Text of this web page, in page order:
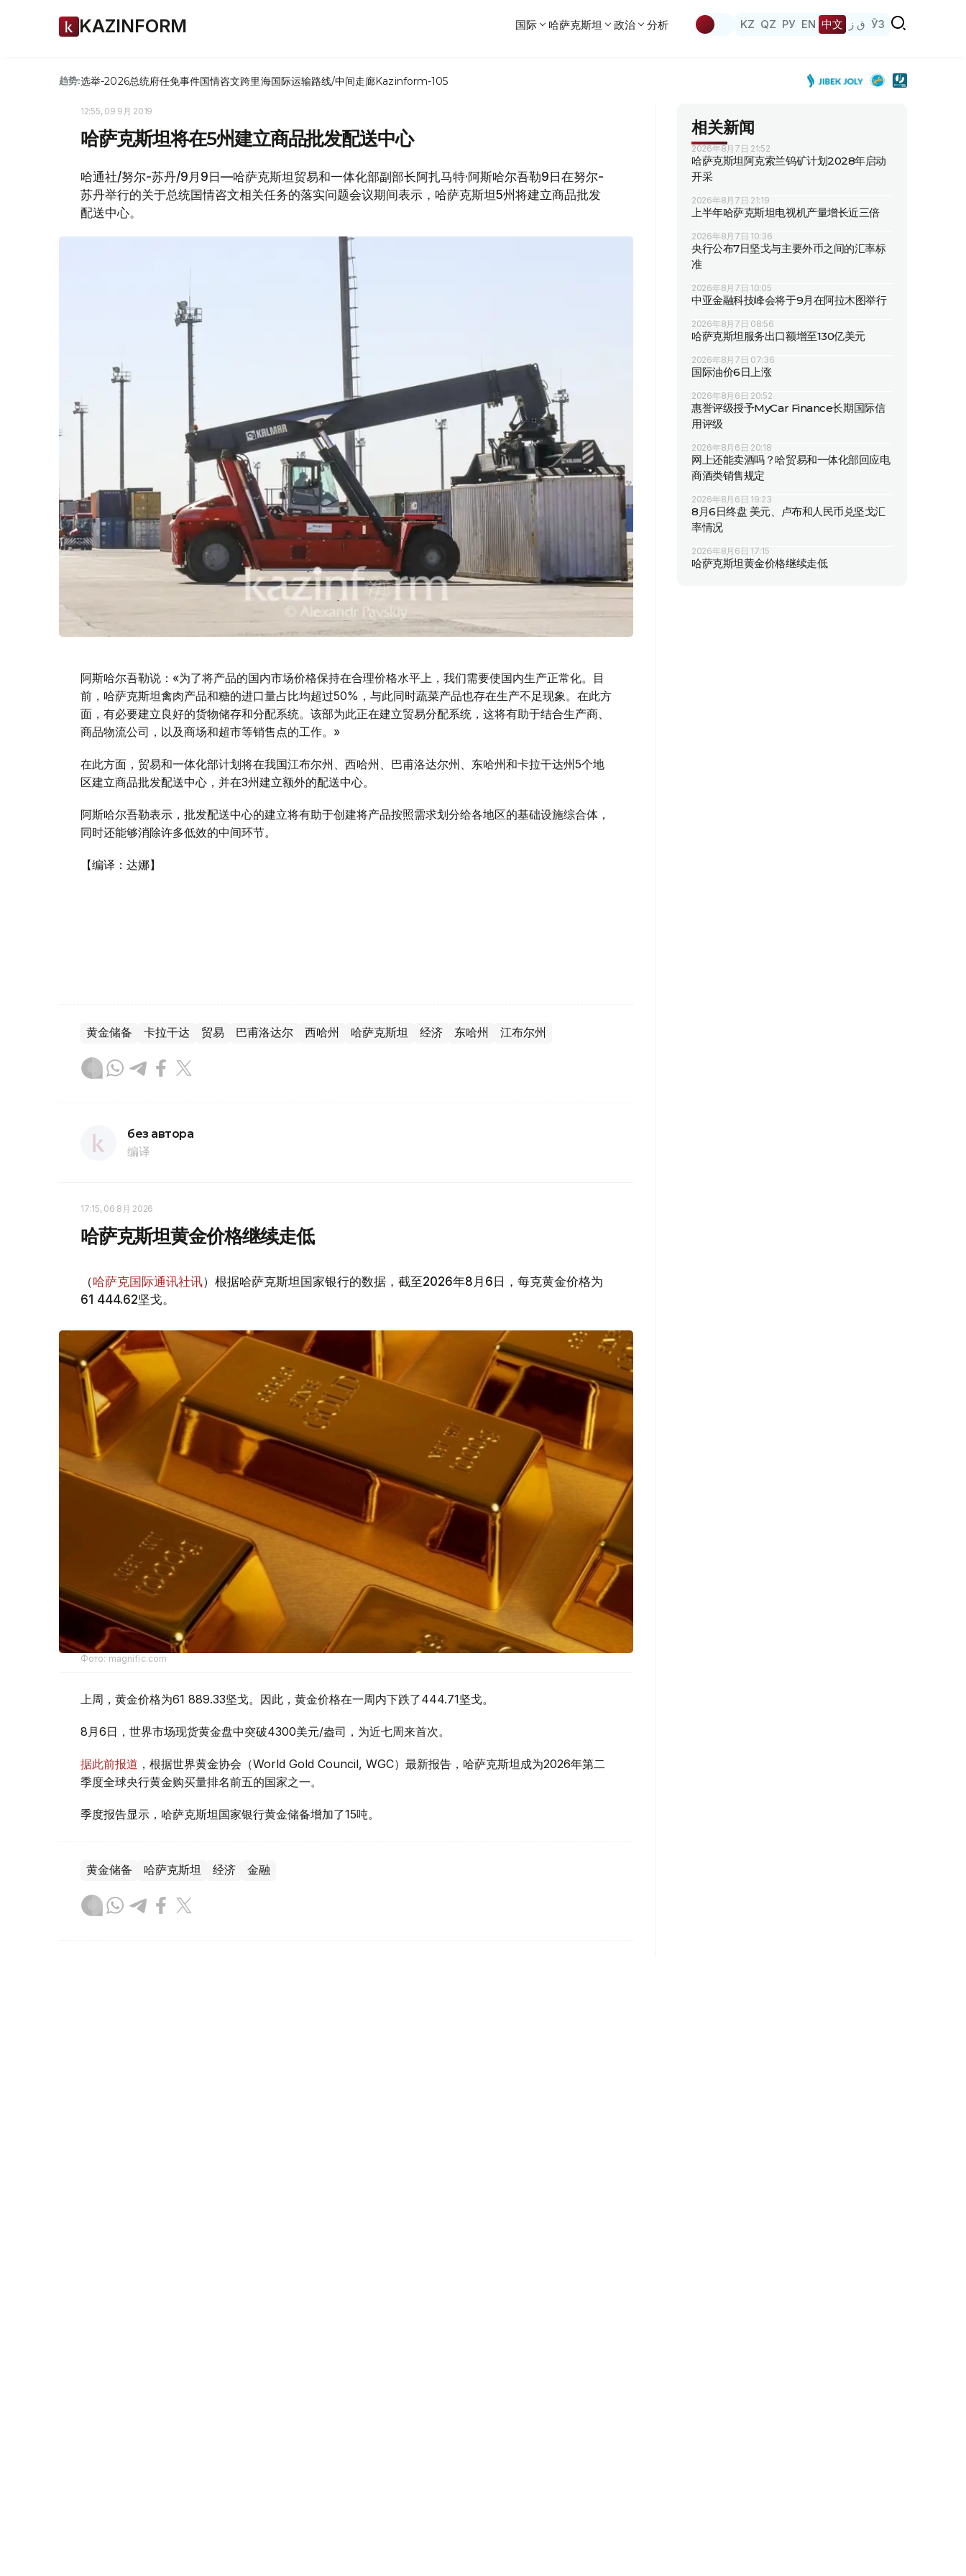
KAZINFORM 国际 哈萨克斯坦 政治 分析 KZ QZ РУ EN 中文 ق ز ЎЗ
趋势:选举-2026总统府任免事件国情咨文跨里海国际运输路线/中间走廊Kazinform-105
12:55, 09 9月 2019
哈萨克斯坦将在5州建立商品批发配送中心
哈通社/努尔-苏丹/9月9日—哈萨克斯坦贸易和一体化部副部长阿扎马特·阿斯哈尔吾勒9日在努尔-
苏丹举行的关于总统国情咨文相关任务的落实问题会议期间表示，哈萨克斯坦5州将建立商品批发
配送中心。
阿斯哈尔吾勒说：«为了将产品的国内市场价格保持在合理价格水平上，我们需要使国内生产正常化。目
前，哈萨克斯坦禽肉产品和糖的进口量占比均超过50%，与此同时蔬菜产品也存在生产不足现象。在此方
面，有必要建立良好的货物储存和分配系统。该部为此正在建立贸易分配系统，这将有助于结合生产商、
商品物流公司，以及商场和超市等销售点的工作。»
在此方面，贸易和一体化部计划将在我国江布尔州、西哈州、巴甫洛达尔州、东哈州和卡拉干达州5个地
区建立商品批发配送中心，并在3州建立额外的配送中心。
阿斯哈尔吾勒表示，批发配送中心的建立将有助于创建将产品按照需求划分给各地区的基础设施综合体，
同时还能够消除许多低效的中间环节。
【编译：达娜】
黄金储备 卡拉干达 贸易 巴甫洛达尔 西哈州 哈萨克斯坦 经济 东哈州 江布尔州
без автора
编译
17:15, 06 8月 2026
哈萨克斯坦黄金价格继续走低
（哈萨克国际通讯社讯）根据哈萨克斯坦国家银行的数据，截至2026年8月6日，每克黄金价格为
61 444.62坚戈。
Фото: magnific.com
上周，黄金价格为61 889.33坚戈。因此，黄金价格在一周内下跌了444.71坚戈。
8月6日，世界市场现货黄金盘中突破4300美元/盎司，为近七周来首次。
据此前报道 ，根据世界黄金协会（World Gold Council, WGC）最新报告，哈萨克斯坦成为2026年第二
季度全球央行黄金购买量排名前五的国家之一。
季度报告显示，哈萨克斯坦国家银行黄金储备增加了15吨。
黄金储备 哈萨克斯坦 经济 金融
相关新闻
2026年8月7日 21:52
哈萨克斯坦阿克索兰钨矿计划2028年启动
开采
2026年8月7日 21:19
上半年哈萨克斯坦电视机产量增长近三倍
2026年8月7日 10:36
央行公布7日坚戈与主要外币之间的汇率标
准
2026年8月7日 10:05
中亚金融科技峰会将于9月在阿拉木图举行
2026年8月7日 08:56
哈萨克斯坦服务出口额增至130亿美元
2026年8月7日 07:36
国际油价6日上涨
2026年8月6日 20:52
惠誉评级授予MyCar Finance长期国际信
用评级
2026年8月6日 20:18
网上还能卖酒吗？哈贸易和一体化部回应电
商酒类销售规定
2026年8月6日 19:23
8月6日终盘 美元、卢布和人民币兑坚戈汇
率情况
2026年8月6日 17:15
哈萨克斯坦黄金价格继续走低